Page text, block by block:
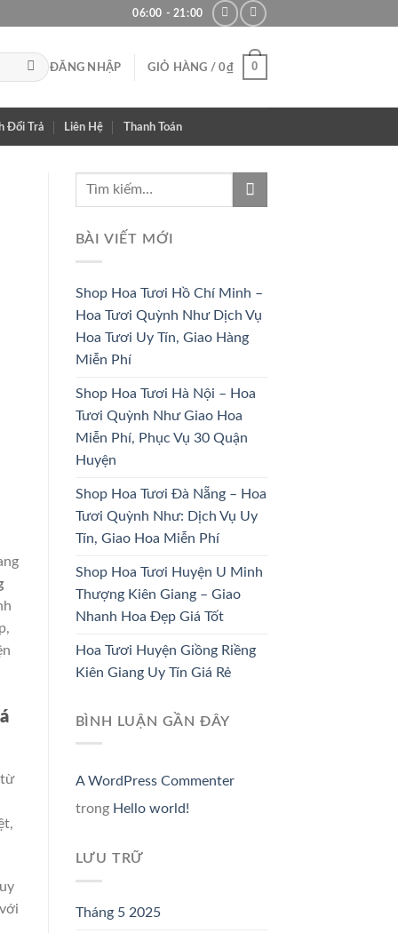
06:00 - 21:00
ĐĂNG NHẬP GIỎ HÀNG /0₫ 0
Đổi Trả Liên Hệ Thanh Toán
HOA CÔ DÂU
33 SẢN PHẨM
HOA KHAI TRƯƠNG
từ
BÀI VIẾT MỚI
Shop Hoa Tươi Hồ Chí Minh –
Hoa Tươi Quỳnh Như Dịch Vụ
Hoa Tươi Uy Tín, Giao Hàng
Miễn Phí
Shop Hoa Tươi Hà Nội – Hoa
Tươi Quỳnh Như Giao Hoa
Miễn Phí, Phục Vụ 30 Quận
Huyện
Shop Hoa Tươi Đà Nẵng – Hoa
Tươi Quỳnh Như: Dịch Vụ Uy
Tín, Giao Hoa Miễn Phí
Shop Hoa Tươi Huyện U Minh
Thượng Kiên Giang – Giao
Nhanh Hoa Đẹp Giá Tốt
Hoa Tươi Huyện Giồng Riềng
Kiên Giang Uy Tín Giá Rẻ
BÌNH LUẬN GẦN ĐÂY
A WordPress Commenter
trong Hello world!
LƯU TRỮ
Tháng 5 2025